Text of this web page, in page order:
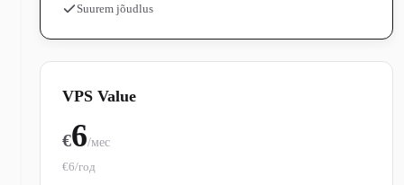
Suurem jõudlus
VPS Value
€6/мес
€6/год